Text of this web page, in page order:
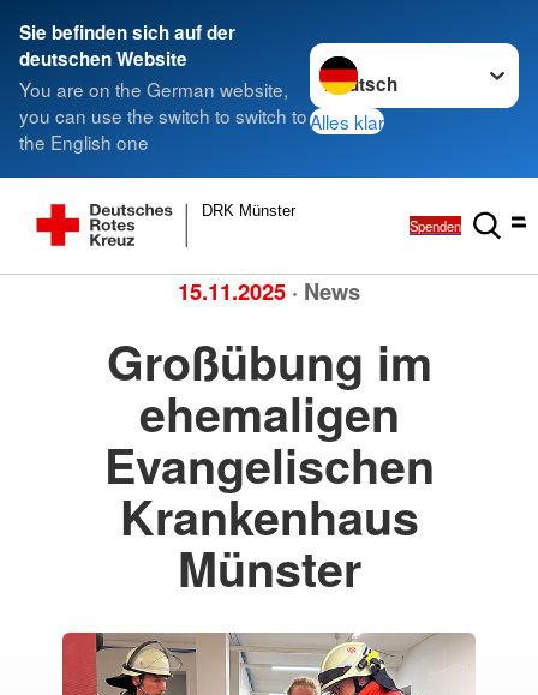
Sie befinden sich auf der
deutschen Website
You are on the German website,
you can use the switch to switch to
the English one
Sprache wechseln zu
Alles klar
DRK Münster
Spenden
15.11.2025 · News
Großübung im
ehemaligen
Evangelischen
Krankenhaus
Münster